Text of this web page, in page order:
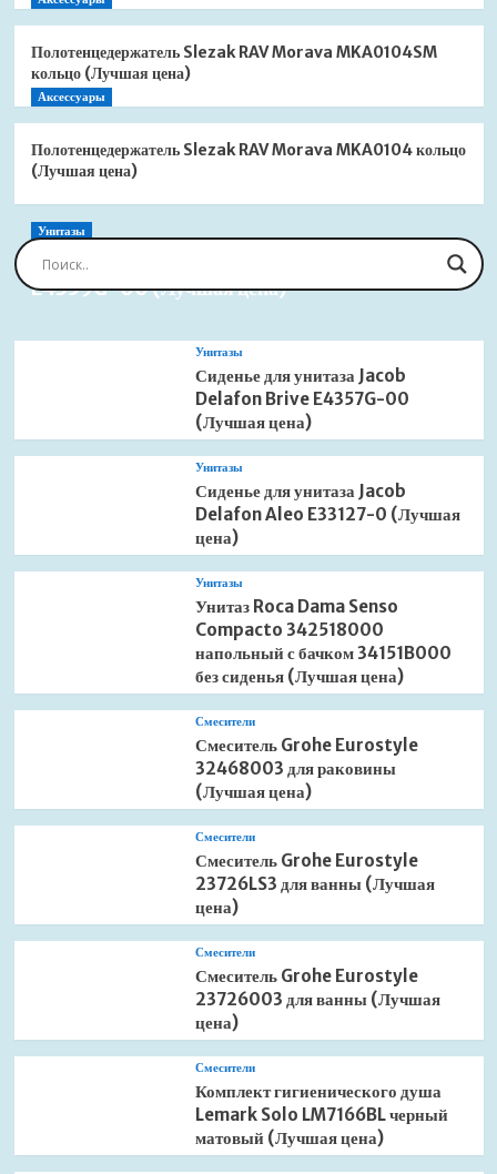
Полотенцедержатель Slezak RAV Morava MKA0104SM
кольцо (Лучшая цена)
Аксессуары
Полотенцедержатель Slezak RAV Morava MKA0104 кольцо
(Лучшая цена)
Унитазы
Сиденье для унитаза Jacob Delafon Brive
E4359G-00 (Лучшая цена)
Унитазы
Сиденье для унитаза Jacob
Delafon Brive E4357G-00
(Лучшая цена)
Унитазы
Сиденье для унитаза Jacob
Delafon Aleo E33127-0 (Лучшая
цена)
Унитазы
Унитаз Roca Dama Senso
Compacto 342518000
напольный с бачком 34151B000
без сиденья (Лучшая цена)
Смесители
Смеситель Grohe Eurostyle
32468003 для раковины
(Лучшая цена)
Смесители
Смеситель Grohe Eurostyle
23726LS3 для ванны (Лучшая
цена)
Смесители
Смеситель Grohe Eurostyle
23726003 для ванны (Лучшая
цена)
Смесители
Комплект гигиенического душа
Lemark Solo LM7166BL черный
матовый (Лучшая цена)